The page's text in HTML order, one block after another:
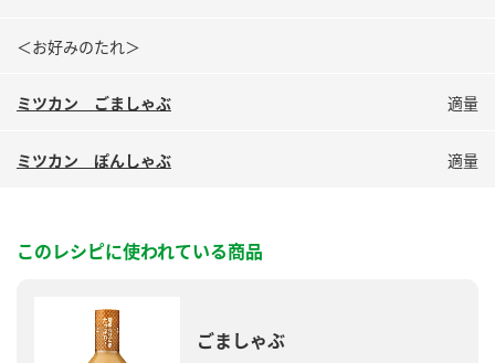
＜お好みのたれ＞
ミツカン ごましゃぶ 適量
ミツカン ぽんしゃぶ 適量
このレシピに使われている商品
ごましゃぶ